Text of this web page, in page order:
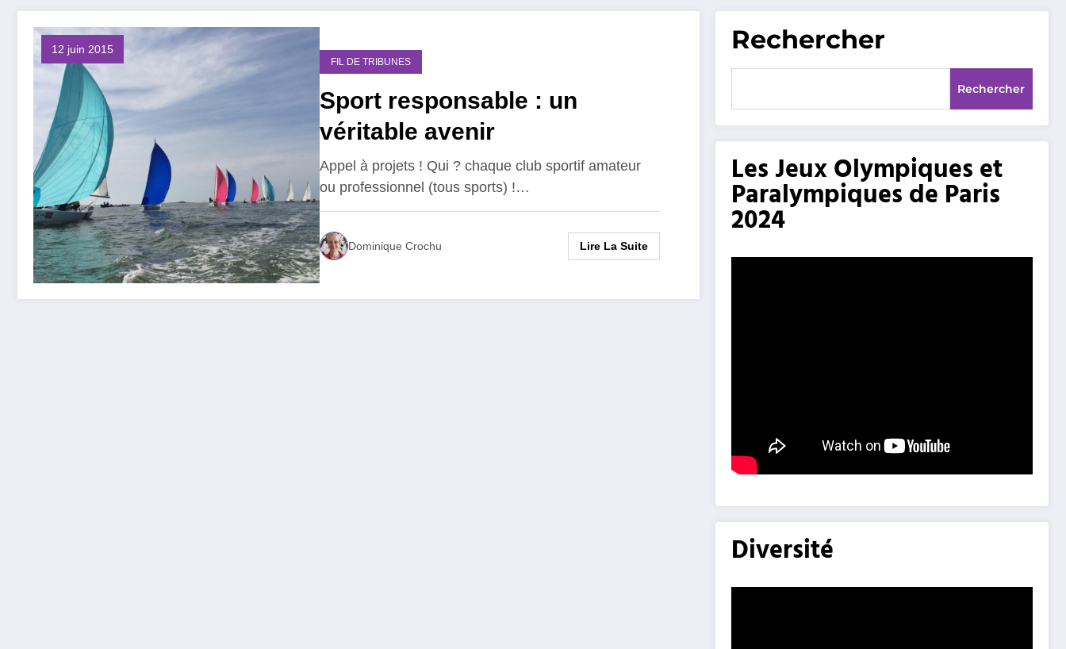
12 juin 2015
FIL DE TRIBUNES
Sport responsable : un
véritable avenir
Appel à projets ! Qui ? chaque club sportif amateur
ou professionnel (tous sports) !…
Dominique Crochu Lire La Suite
Rechercher
Rechercher
Les Jeux Olympiques et
Paralympiques de Paris
2024
Diversité